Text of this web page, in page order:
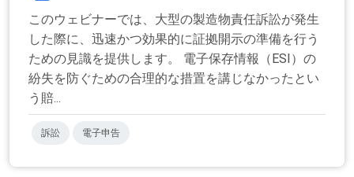
このウェビナーでは、大型の製造物責任訴訟が発生
した際に、迅速かつ効果的に証拠開示の準備を行う
ための見識を提供します。 電子保存情報（ESI）の
紛失を防ぐための合理的な措置を講じなかったとい
う賠...
訴訟 電子申告